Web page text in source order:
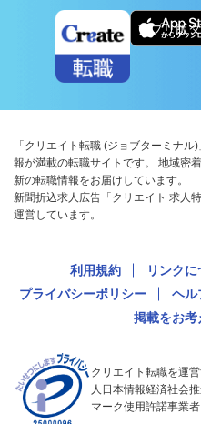
アプリ版
「クリエイト転職 (ジョブターミナ
報が満載の転職サイトです。 地域密
新の転職情報をお届けしています。
新聞折込求人広告「クリエイト 求人
運営しています。
利用規約 リンクに
プライバシーポリシー
ヘル
掲載をお考
クリエイト転職を運
人日本情報経済社会
マーク使用許諾事業